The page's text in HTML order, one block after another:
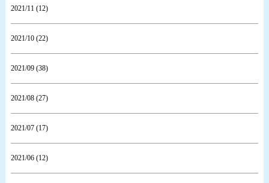
2021/11 (12)
2021/10 (22)
2021/09 (38)
2021/08 (27)
2021/07 (17)
2021/06 (12)